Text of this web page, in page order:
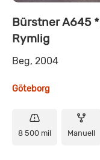
Bürstner A645
Rymlig
Beg, 2004
Göteborg
8 500 mil Manuell